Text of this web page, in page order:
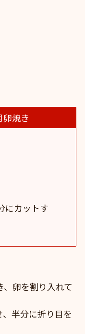
卵焼き
にカットす
卵を割り入れて
半分に折り目を